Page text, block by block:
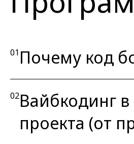
01 Почему код
02Вайбкодинг в
проекта (от